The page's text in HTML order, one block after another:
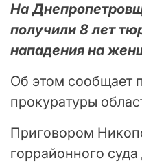
На
получили 8 лет
нападения на
Об этом сообщает
прокуратуры
Приговором
горрайонного